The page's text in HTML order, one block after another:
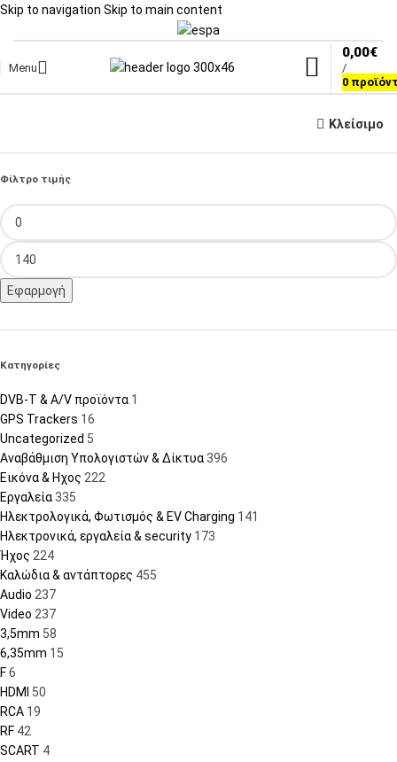
Skip to navigation Skip to main content
Menu
0
/
0,00€
Κλείσιμο
Φίλτρο τιμής
Εφαρμογή
Κατηγορίες
DVB-T & A/V προϊόντα 1
GPS Trackers 16
Uncategorized 5
Αναβάθμιση Υπολογιστών & Δίκτυα 396
Εικόνα & Ηχος 222
Εργαλεία 335
Ηλεκτρολογικά, Φωτισμός & EV Charging 141
Ηλεκτρονικά, εργαλεία & security 173
Ήχος 224
Καλώδια & αντάπτορες 455
Audio 237
Video 237
3,5mm 58
6,35mm 15
F6
HDMI 50
RCA 19
RF 42
SCART 4